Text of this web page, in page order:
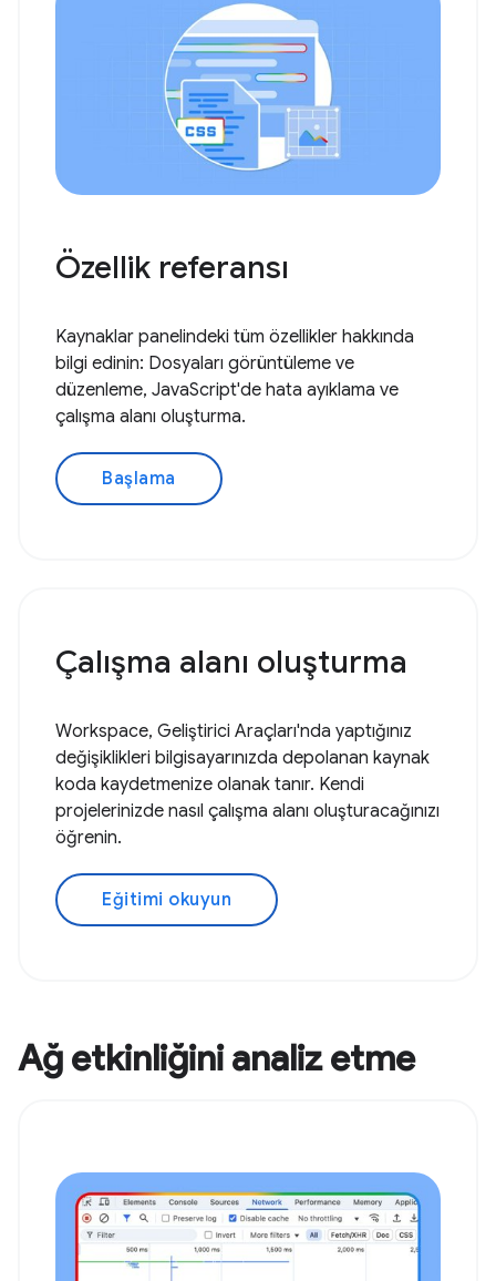
Özellik referansı
Kaynaklar panelindeki tüm özellikler hakkında
bilgi edinin: Dosyaları görüntüleme ve
düzenleme, JavaScript'de hata ayıklama ve
çalışma alanı oluşturma.
Başlama
Çalışma alanı oluşturma
Workspace, Geliştirici Araçları'nda yaptığınız
değişiklikleri bilgisayarınızda depolanan kaynak
koda kaydetmenize olanak tanır. Kendi
projelerinizde nasıl çalışma alanı oluşturacağınızı
öğrenin.
Eğitimi okuyun
Ağ etkinliğini analiz etme